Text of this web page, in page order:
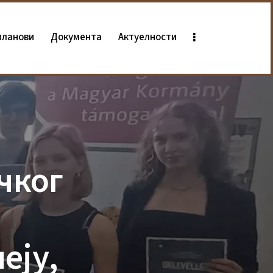
Документа Актуелности